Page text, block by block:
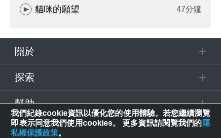
貓咪的願望 47分鐘
關於
探索
幫助
追蹤
我們紀錄cookie資訊以優化您的使用體驗。若您繼續瀏覽
即表示同意我們使用cookies。 更多資訊請閱覽我們的隱
私權保護政策。